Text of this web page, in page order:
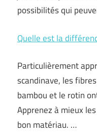
possibilités qui
Quelle est la
Particulièrement
scandinave, les
bambou et le rotin
Apprenez à mieux
bon matériau. …